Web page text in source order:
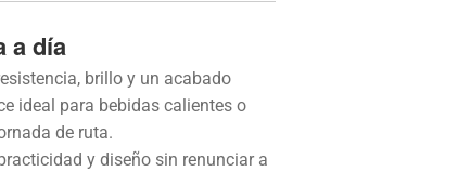
a día
brillo y un acabado
ideal para bebidas calientes o
de ruta.
y diseño sin renunciar a